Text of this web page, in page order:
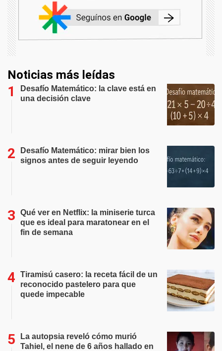
Noticias más leídas
Desafío Matemático: la clave está en
una decisión clave
Desafío Matemático: mirar bien los
signos antes de seguir leyendo
Qué ver en Netflix: la miniserie turca
que es ideal para maratonear en el
fin de semana
Tiramisú casero: la receta fácil de un
reconocido pastelero para que
quede impecable
La autopsia reveló cómo murió
Tahiel, el nene de 6 años hallado en